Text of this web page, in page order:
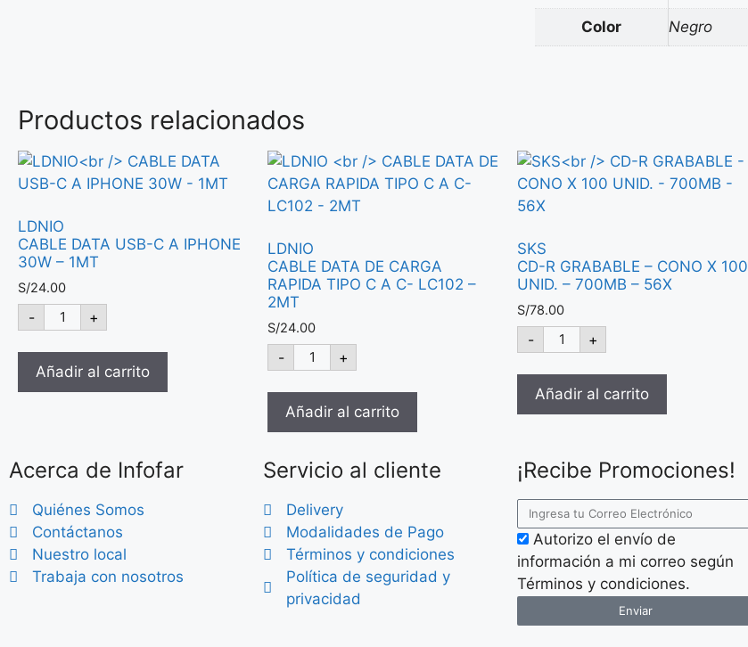
Color Negro
Productos relacionados
LDNIO
CABLE DATA USB-C A IPHONE
30W – 1MT
S/24.00
- +
Añadir al carrito
LDNIO
CABLE DATA DE CARGA
RAPIDA TIPO C A C- LC102 –
2MT
S/24.00
- +
Añadir al carrito
SKS
CD-R GRABABLE – CONO X 100
UNID. – 700MB – 56X
S/78.00
- +
Añadir al carrito
Acerca de Infofar
Quiénes Somos
Contáctanos
Nuestro local
Trabaja con nosotros
Servicio al cliente
Delivery
Modalidades de Pago
Términos y condiciones
Política de seguridad y
privacidad
¡Recibe Promociones!
Autorizo el envío de
información a mi correo según
Términos y condiciones.
Enviar